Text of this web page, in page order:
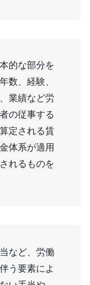
的な部分を
数、経験、
業績など労
の従事する
定される賃
体系が適用
れるものを
など、労働
う要素によ